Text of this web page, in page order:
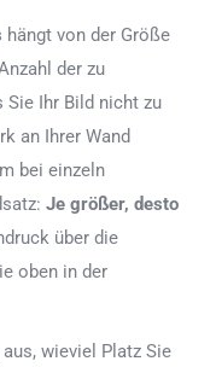
hängt von der Größe
der zu
Sie Ihr Bild nicht zu
an Ihrer Wand
bei einzeln
Je größer, desto
über die
oben in der
wieviel Platz Sie